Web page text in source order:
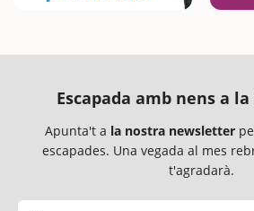
Escapada amb nens a
Apunta't a la nostra newsletter
escapades. Una vegada al mes
t'agradarà.